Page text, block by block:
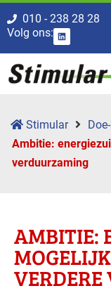
010 - 238 28 28
Volg ons:
Stimular
Ambitie:
verduurzaming
AMBITIE: